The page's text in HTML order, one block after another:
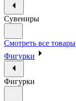
Сувениры
Смотреть все товары
Фигурки
Фигурки